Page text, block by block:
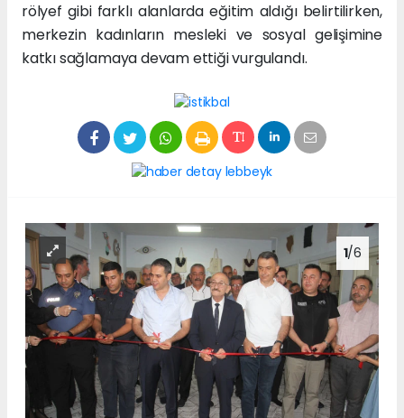
rölyef gibi farklı alanlarda eğitim aldığı belirtilirken,
merkezin kadınların mesleki ve sosyal gelişimine
katkı sağlamaya devam ettiği vurgulandı.
1/6